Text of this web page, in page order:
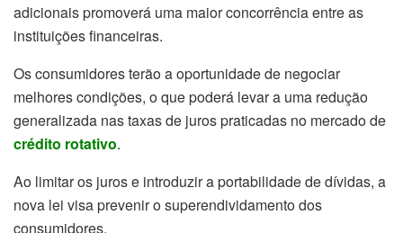
adicionais promoverá uma maior concorrência entre as
instituições financeiras.
Os consumidores terão a oportunidade de negociar
melhores condições, o que poderá levar a uma redução
generalizada nas taxas de juros praticadas no mercado de
crédito rotativo.
Ao limitar os juros e introduzir a portabilidade de dívidas, a
nova lei visa prevenir o superendividamento dos
consumidores.